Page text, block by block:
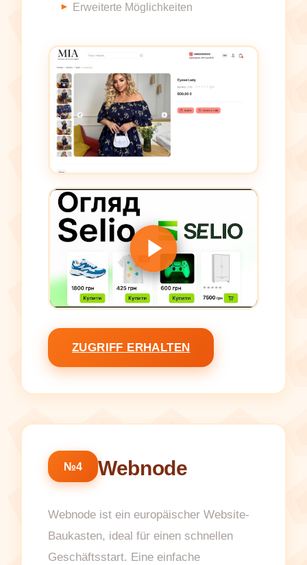
Erweiterte Möglichkeiten
ZUGRIFF ERHALTEN
№4 Webnode
Webnode ist ein europäischer Website-
Baukasten, ideal für einen schnellen
Geschäftsstart. Eine einfache